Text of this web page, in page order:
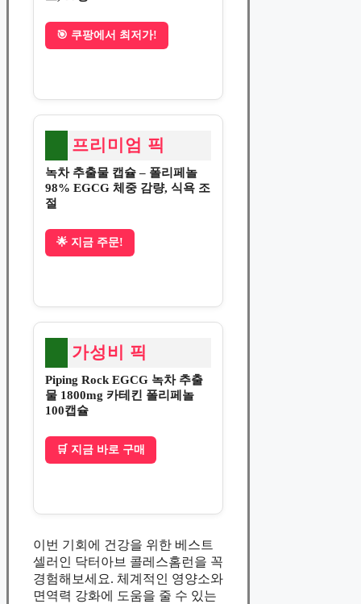
🎯 쿠팡에서 최저가!
프리미엄 픽
녹차 추출물 캡슐 – 폴리페놀
98% EGCG 체중 감량, 식욕 조
절
🌟 지금 주문!
가성비 픽
Piping Rock EGCG 녹차 추출
물 1800mg 카테킨 폴리페놀
100캡슐
🛒 지금 바로 구매
이번 기회에 건강을 위한 베스트
셀러인 닥터아브 콜레스홈런을 꼭
경험해보세요. 체계적인 영양소와
면역력 강화에 도움을 줄 수 있는